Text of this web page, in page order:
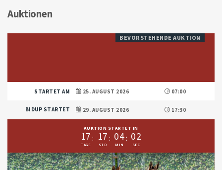
Auktionen
BEVORSTEHENDE AUKTION
STARTET AM 25. AUGUST 2026 07:00
BIDUP STARTET 29. AUGUST 2026 17:30
AUKTION STARTET IN
17 17 04 01